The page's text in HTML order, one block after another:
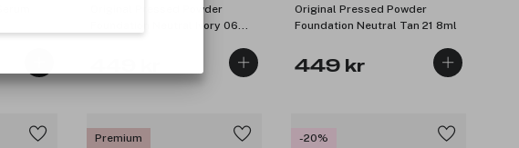
Original Pressed Powder
Foundation Neutral Ivory 06
Original Pressed Powder
Foundation Neutral Tan 21 8ml
449 kr
Premium
-20%